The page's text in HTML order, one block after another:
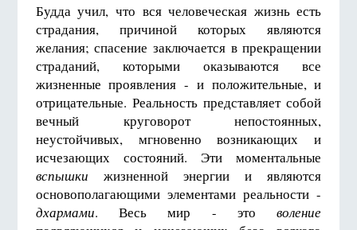
Будда учил, что вся человеческая жизнь есть
страдания, причиной которых являются
желания; спасение заключается в прекращении
страданий, которыми оказываются все
жизненные проявления - и положительные, и
отрицательные. Реальность представляет собой
вечный круговорот непостоянных,
неустойчивых, мгновенно возникающих и
исчезающих состояний. Эти моментальные
вспышки жизненной энергии и являются
основополагающими элементами реальности -
дхармами. Весь мир - этоволение